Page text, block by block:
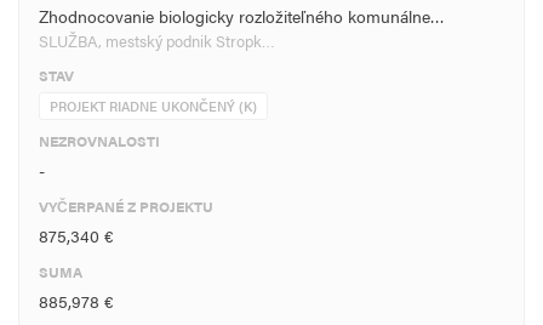
Zhodnocovanie biologicky rozložiteľného komunálne…
SLUŽBA, mestský podnik Stropk…
STAV
PROJEKT RIADNE UKONČENÝ (K)
NEZROVNALOSTI
-
VYČERPANÉ Z PROJEKTU
875,340 €
SUMA
885,978 €